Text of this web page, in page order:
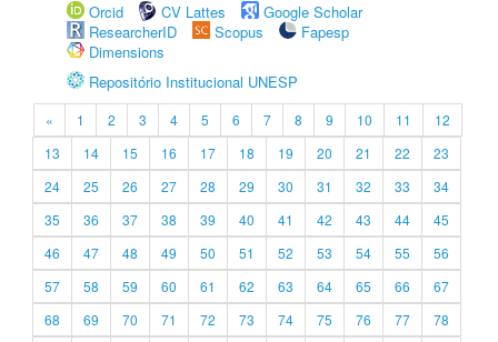
Orcid
CV Lattes
Google Scholar
ResearcherID
Scopus
Fapesp
Dimensions
Repositório Institucional UNESP
« 1 2 3 4 5 6 7 8 9 10 11
12
13
14 15 16 17 18 19 20 21 22
23
24
25 26 27 28 29 30 31 32 33
34
35
36 37 38 39 40 41 42 43 44
45
46
47 48 49 50 51 52 53 54 55
56
57
58 59 60 61 62 63 64 65 66
67
68
69 70 71 72 73 74 75 76 77
78